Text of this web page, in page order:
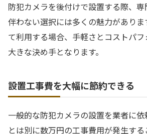
防犯カメラを後付けで設置する際、
伴わない選択には多くの魅力がありま
て利用する場合、手軽さとコストパ
大きな決め手となります。
設置工事費を大幅に節約できる
一般的な防犯カメラの設置を業者に
とは別に数万円の工事費用が発生する